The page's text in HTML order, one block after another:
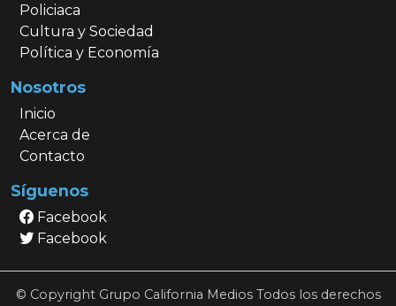
Policiaca
Cultura y Sociedad
Política y Economía
Nosotros
Inicio
Acerca de
Contacto
Síguenos
Facebook
Facebook
© Copyright Grupo California Medios Todos los derechos